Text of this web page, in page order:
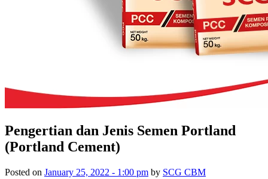
Pengertian dan Jenis Semen Portland
(Portland Cement)
Posted on January 25, 2022 - 1:00 pm by SCG CBM